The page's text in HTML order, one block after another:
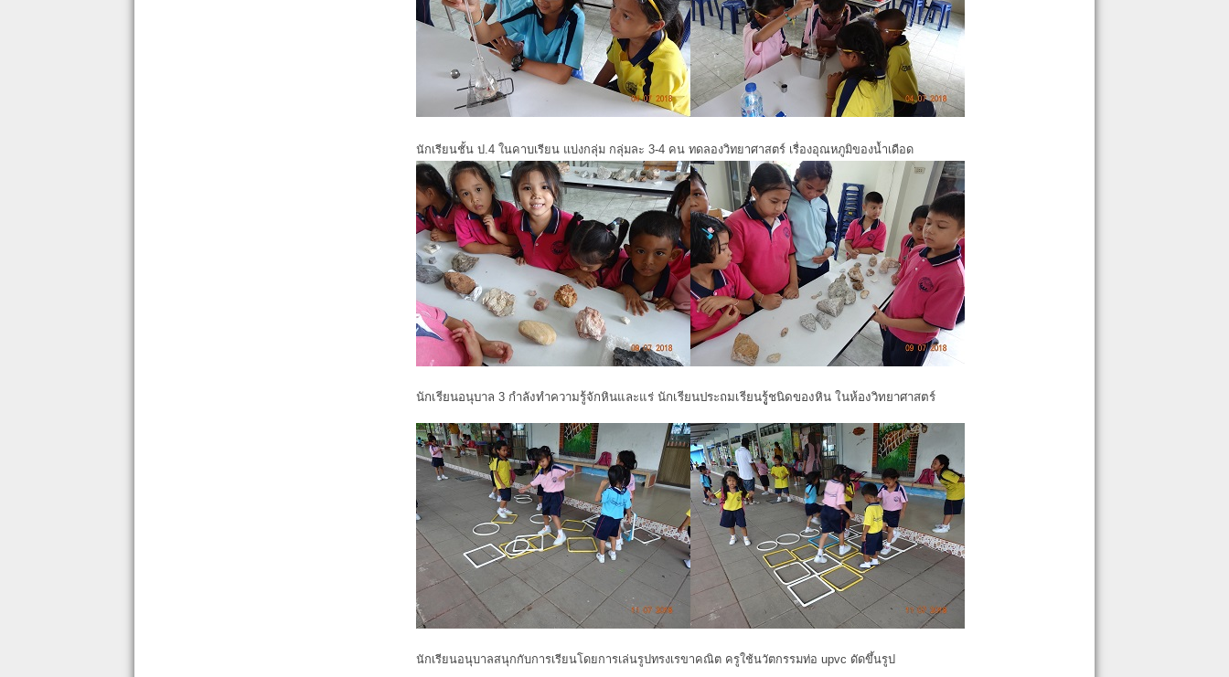
นักเรียนชั้น ป.4 ในคาบเรียน แบ่งกลุ่ม กลุ่มละ 3-4 คน ทดลองวิทยาศาสตร์ เรื่องอุณหภูมิของน้ำเดือด
นักเรียนอนุบาล 3 กำลังทำความรู้จักหินและแร่ นักเรียนประถมเรียนรูู้ชนิดของหิน ในห้องวิทยาศาสตร์
นักเรียนอนุบาลสนุกกับการเรียนโดยการเล่นรูปทรงเรขาคณิต ครูใช้นวัตกรรมท่อ upvc ดัดขึ้นรูป